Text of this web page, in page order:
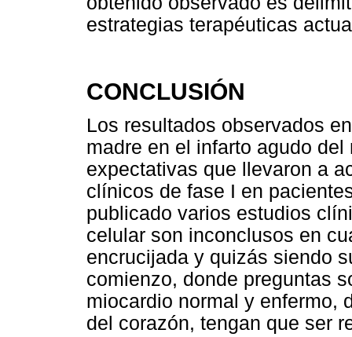
estrategias terapéuticas
CONCLUSIÓN
Los resultados observados
madre en el infarto agudo
expectativas que llevaron a
clínicos de fase I en
publicado varios estudios
celular son inconclusos en
encrucijada y quizás siendo
comienzo, donde preguntas
miocardio normal y enfermo,
del corazón, tengan que ser